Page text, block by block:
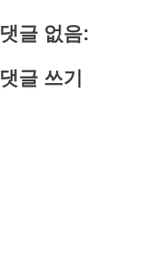
댓글 없음:
댓글 쓰기